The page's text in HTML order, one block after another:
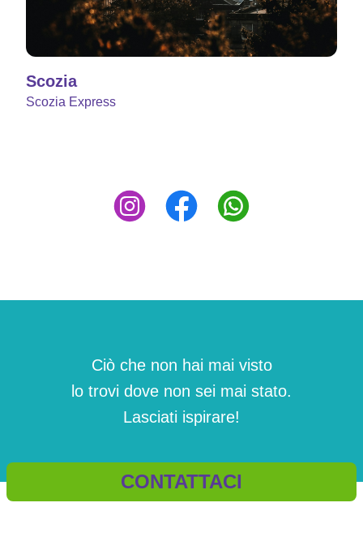
Scozia
Scozia Express
Ciò che non hai mai visto
lo trovi dove non sei mai stato.
Lasciati ispirare!
CONTATTACI